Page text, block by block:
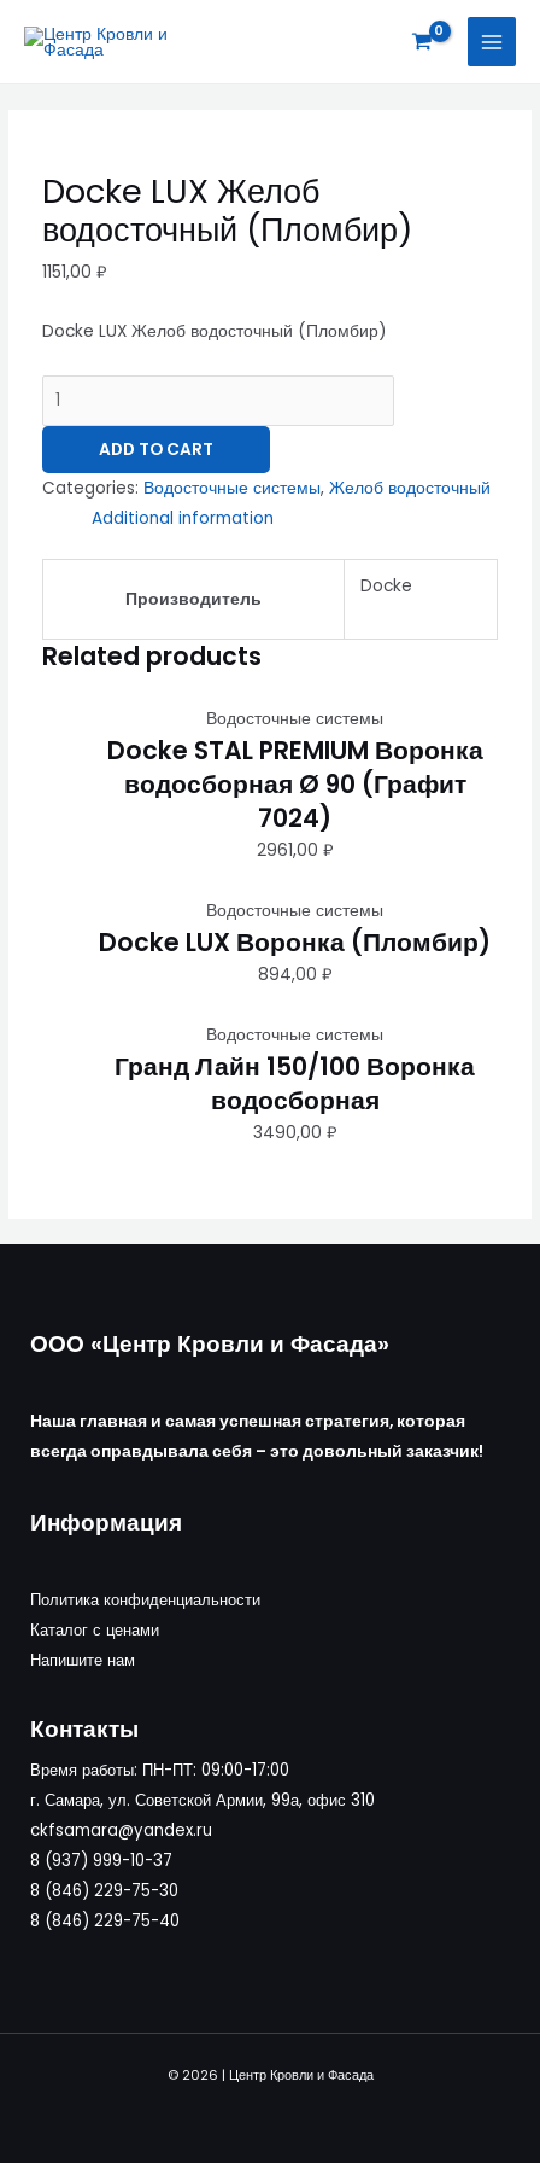
Docke LUX Желоб
водосточный (Пломбир)
1151,00 ₽
Docke LUX Желоб водосточный (Пломбир)
LUX
ADD TO CART
Categories: Водосточные системы, Желоб водосточный
Additional information
Производитель
Docke
Related products
Водосточные системы
Docke STAL PREMIUM Воронка
водосборная Ø 90 (Графит
7024)
2961,00 ₽
Водосточные системы
Docke LUX Воронка (Пломбир)
894,00 ₽
Водосточные системы
Гранд Лайн 150/100 Воронка
водосборная
3490,00 ₽
ООО «Центр Кровли и Фасада»
Наша главная и самая успешная стратегия, которая
всегда оправдывала себя – это довольный заказчик!
Информация
Политика конфиденциальности
Каталог с ценами
Напишите нам
Контакты
Время работы: ПН-ПТ: 09:00-17:00
г. Самара, ул. Советской Армии, 99а, офис 310
ckfsamara@yandex.ru
8 (937) 999-10-37
8 (846) 229-75-30
8 (846) 229-75-40
© 2026 | Центр Кровли и Фасада